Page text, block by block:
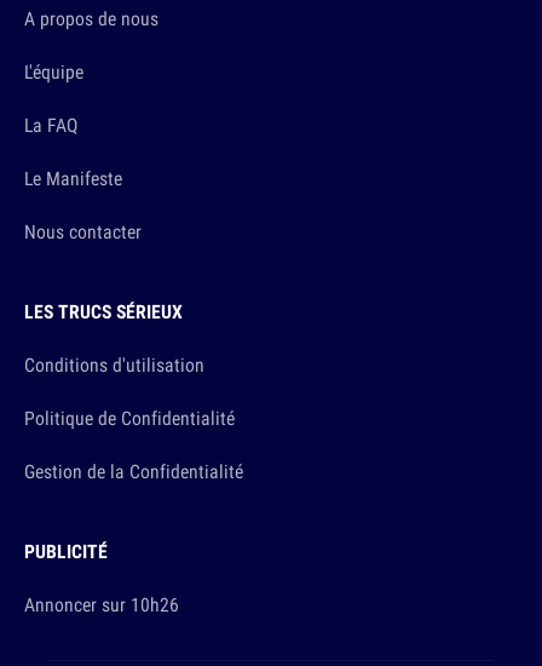
A propos de nous
L'équipe
La FAQ
Le Manifeste
Nous contacter
LES TRUCS SÉRIEUX
Conditions d'utilisation
Politique de Confidentialité
Gestion de la Confidentialité
PUBLICITÉ
Annoncer sur 10h26